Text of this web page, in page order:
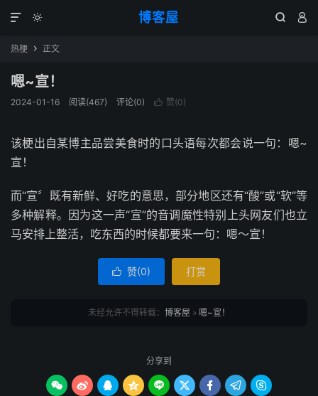
博客屋
  

热梗  正文
嗯~宣！
2024-01-16 阅读(467) 评论(0)  赞(0)
该梗出自某博主品尝美食时的口头语每次都会说一句：嗯~
宣！
而“宣〞既有新鲜、好吃的意思，部分地区还有“酸”或“软“等
多种解释。因为这一声“宣”的音调魔性特别上头网友们也立
马安排上整活，吃东西的时候都要来一句：嗯～宣！
 赞(0) 打赏
未经允许不得转载： 博客屋 » 嗯~宣！
分享到
        